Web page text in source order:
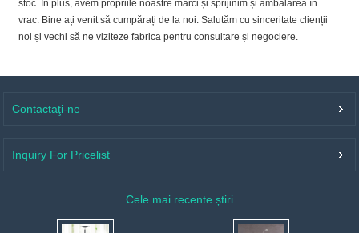
stoc. În plus, avem propriile noastre mărci și sprijinim și ambalarea în
vrac. Bine ați venit să cumpărați de la noi. Salutăm cu sinceritate clienții
noi și vechi să ne viziteze fabrica pentru consultare și negociere.
Contactaţi-ne
Inquiry For Pricelist
Cele mai recente știri